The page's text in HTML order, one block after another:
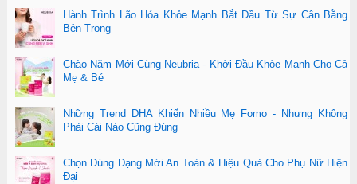
Hành Trình Lão Hóa Khỏe Mạnh Bắt Đầu Từ Sự Cân Bằng
Bên Trong
Chào Năm Mới Cùng Neubria - Khởi Đầu Khỏe Mạnh Cho Cả
Mẹ & Bé
Những Trend DHA Khiến Nhiều Mẹ Fomo - Nhưng Không
Phải Cái Nào Cũng Đúng
Chọn Đúng Dạng Mới An Toàn & Hiệu Quả Cho Phụ Nữ Hiện
Đại